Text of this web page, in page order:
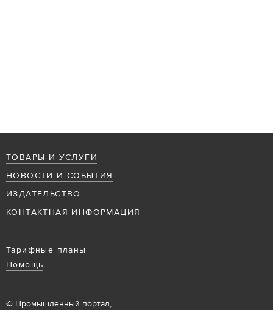
ТОВАРЫ И УСЛУГИ
НОВОСТИ И СОБЫТИЯ
ИЗДАТЕЛЬСТВО
КОНТАКТНАЯ ИНФОРМАЦИЯ
Тарифные планы
Помощь
© Промышленный портал,